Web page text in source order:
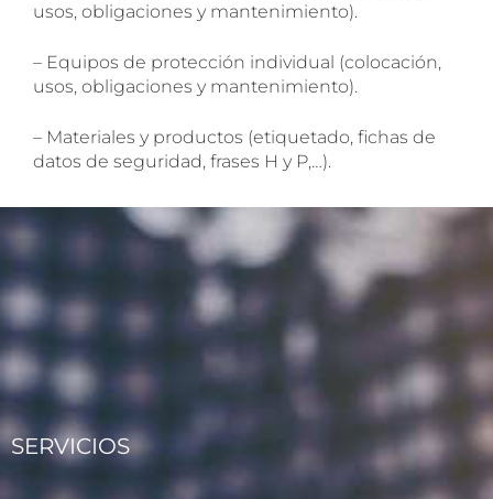
usos, obligaciones y mantenimiento).
– Equipos de protección individual (colocación,
usos, obligaciones y mantenimiento).
– Materiales y productos (etiquetado, fichas de
datos de seguridad, frases H y P,…).
SERVICIOS
SOLICITA INFORMACIÓN